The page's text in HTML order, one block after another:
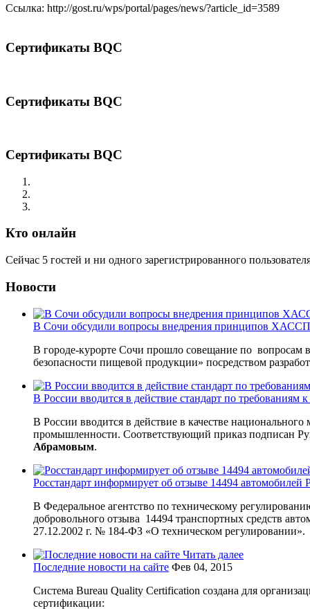
Cсылка: http://gost.ru/wps/portal/pages/news/?article_id=3589
Сертификаты BQC
Сертификаты BQC
Сертификаты BQC
Кто онлайн
Сейчас 5 гостей и ни одного зарегистрированного
Новости
В Сочи обсудили вопросы внедрения принципов
В городе-курорте Сочи прошло совещание по вопросам
безопасности пищевой продукции» посредством
В России вводится в действие стандарт по
В России вводится в действие в качестве
промышленности. Соответствующий приказ подписан
Абрамовым.
Росстандарт информирует об отзыве 14494 автомобилей
В Федеральное агентство по техническому
добровольного отзыва 14494 транспортных средств
27.12.2002 г. № 184-ФЗ «О техническом регулировании».
Читать далее
Последние новости на сайте Фев 04, 2015
Система Bureau Quality Certification создана для
сертификации: